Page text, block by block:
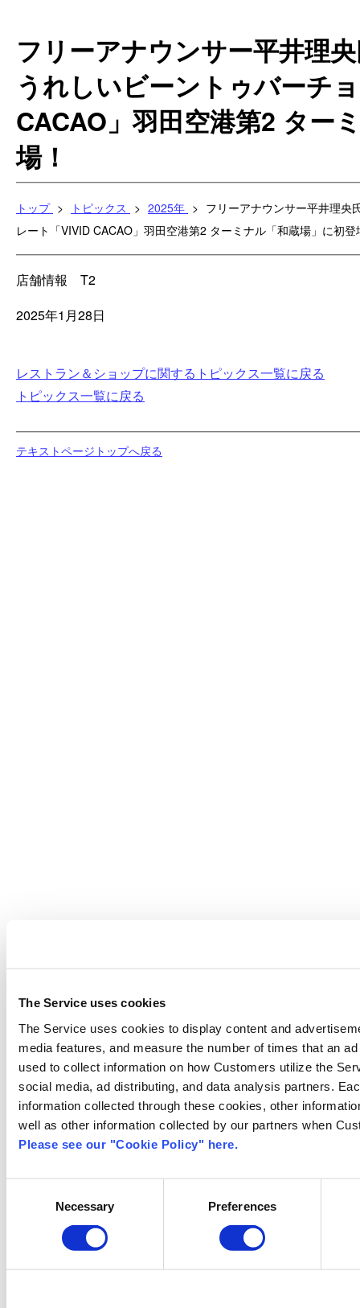
The Service uses cookies
The Service uses cookies to display content and
media features, and measure the number of times that an
used to collect information on how Customers utilize the
social media, ad distributing, and data analysis partners.
information collected through these cookies, other
well as other information collected by our partners when
Please see our "Cookie Policy" here.
Necessary Preferences
フリーアナウンサー平井理
うれしいビーントゥバーチ
CACAO」羽田空港第2 ター
場！
トップ トピックス 2025年
フリーアナウンサー平井理央
レート「VIVID CACAO」羽田空港第2 ターミナル「和蔵場」に初登
店舗情報
T2
2025年1月28日
レストラン＆ショップに関するトピックス一覧に戻る
トピックス一覧に戻る
テキストページトップへ戻る